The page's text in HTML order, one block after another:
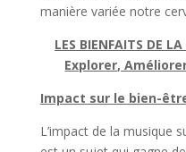
manière variée notre
LES BIENFAITS DE
Explorer,
Impact sur le bien-
L’impact de la musique